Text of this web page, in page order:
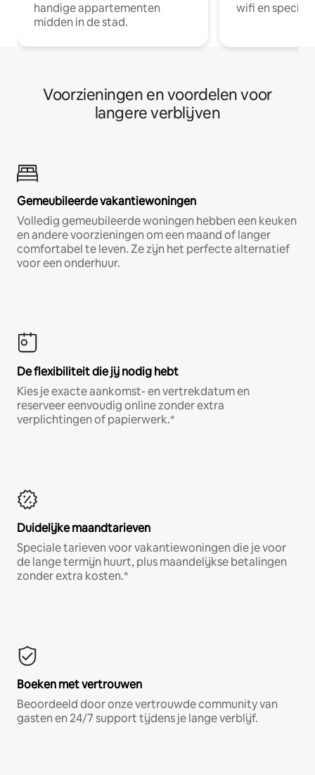
handige appartementen
midden in de stad.
wifi en
Voorzieningen en voordelen voor
langere verblijven
Gemeubileerde vakantiewoningen
Volledig gemeubileerde woningen hebben een keuken
en andere voorzieningen om een maand of langer
comfortabel te leven. Ze zijn het perfecte alternatief
voor een onderhuur.
De flexibiliteit die jij nodig hebt
Kies je exacte aankomst- en vertrekdatum en
reserveer eenvoudig online zonder extra
verplichtingen of papierwerk.*
Duidelijke maandtarieven
Speciale tarieven voor vakantiewoningen die je voor
de lange termijn huurt, plus maandelijkse betalingen
zonder extra kosten.*
Boeken met vertrouwen
Beoordeeld door onze vertrouwde community van
gasten en 24/7 support tijdens je lange verblijf.